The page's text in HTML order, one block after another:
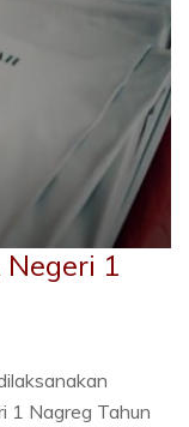
1
1 Nagreg Tahun